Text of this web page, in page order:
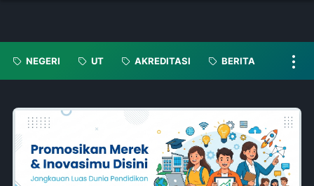
NEGERI UT AKREDITASI BERITA